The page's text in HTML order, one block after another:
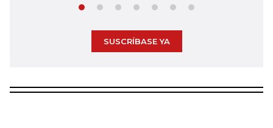
SUSCRÍBASE YA